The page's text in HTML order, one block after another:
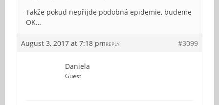
Takže pokud nepřijde podobná epidemie, budeme
OK…
August 3, 2017 at 7:18 pm #3099
REPLY
Daniela
Guest